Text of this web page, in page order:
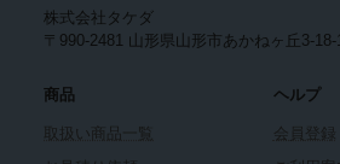
株式会社タケダ
〒990-2481 山形県山形市あかねヶ丘3-18-1
商品
取扱い商品一覧
ヘルプ
会員登録